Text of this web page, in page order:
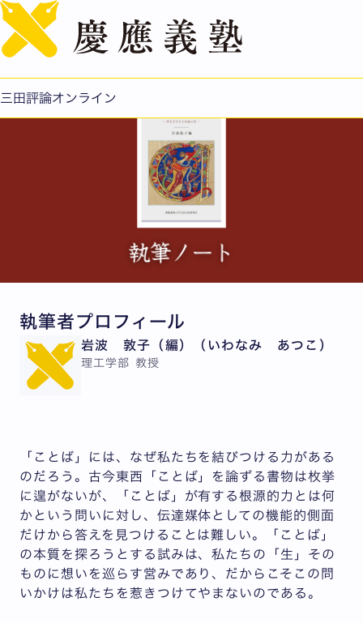
三田評論オンライン
『ことばが紡ぎ出されるとき──声とテクストのあいだ』
執筆者プロフィール
岩波 敦子（編）（いわなみ あつこ）
理工学部 教授
「ことば」には、なぜ私たちを結びつける力がある
のだろう。古今東西「ことば」を論ずる書物は枚挙
に遑がないが、「ことば」が有する根源的力とは何
かという問いに対し、伝達媒体としての機能的側面
だけから答えを見つけることは難しい。「ことば」
の本質を探ろうとする試みは、私たちの「生」その
ものに想いを巡らす営みであり、だからこそこの問
いかけは私たちを惹きつけてやまないのである。